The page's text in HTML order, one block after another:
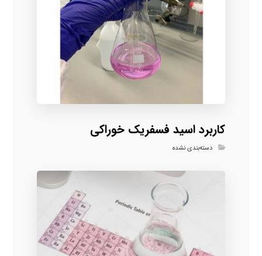
کاربرد اسید فسفریک خوراکی
دسته‌بندی نشده